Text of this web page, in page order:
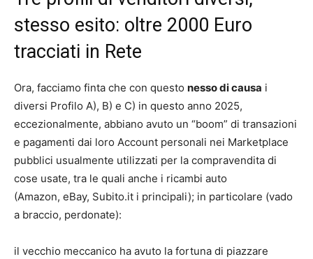
stesso esito: oltre 2000 Euro
tracciati in Rete
Ora, facciamo finta che con questo nesso di causa i
diversi Profilo A), B) e C) in questo anno 2025,
eccezionalmente, abbiano avuto un “boom” di transazioni
e pagamenti dai loro Account personali nei Marketplace
pubblici usualmente utilizzati per la compravendita di
cose usate, tra le quali anche i ricambi auto
(Amazon, eBay, Subito.it i principali); in particolare (vado
a braccio, perdonate):
il vecchio meccanico ha avuto la fortuna di piazzare